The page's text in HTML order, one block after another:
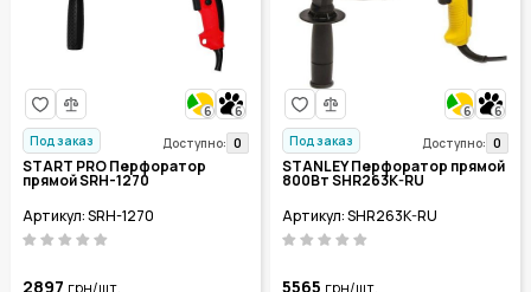
6
6
Под заказ
Доступно: 0
START PRO Перфоратор
прямой SRH-1270
Артикул: SRH-1270
2897
6
6
Под заказ
Доступно: 0
STANLEY Перфоратор прямой
800Вт SHR263K-RU
Артикул: SHR263K-RU
5565